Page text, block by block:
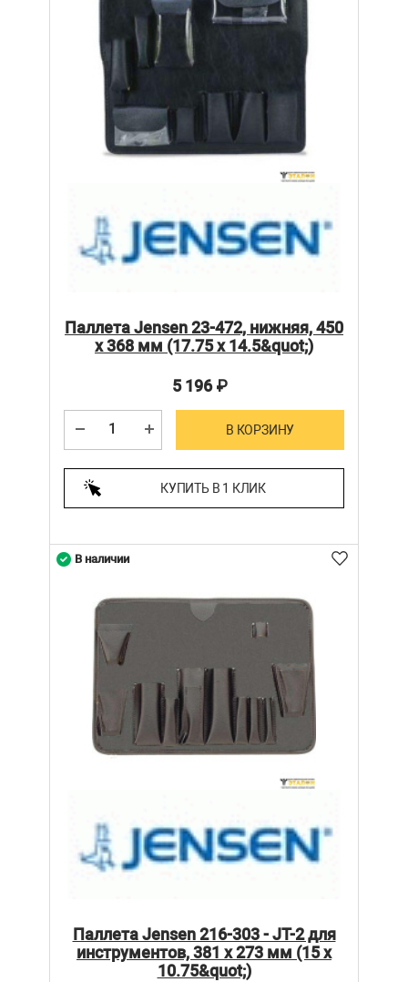
Паллета Jensen 23-472, нижняя, 450
х 368 мм (17.75 x 14.5&quot;)
5 196₽
В КОРЗИНУ
КУПИТЬ В 1 КЛИК
Паллета Jensen 216-303 - JT-2 для
инструментов, 381 х 273 мм (15 x
10.75&quot;)
В наличии